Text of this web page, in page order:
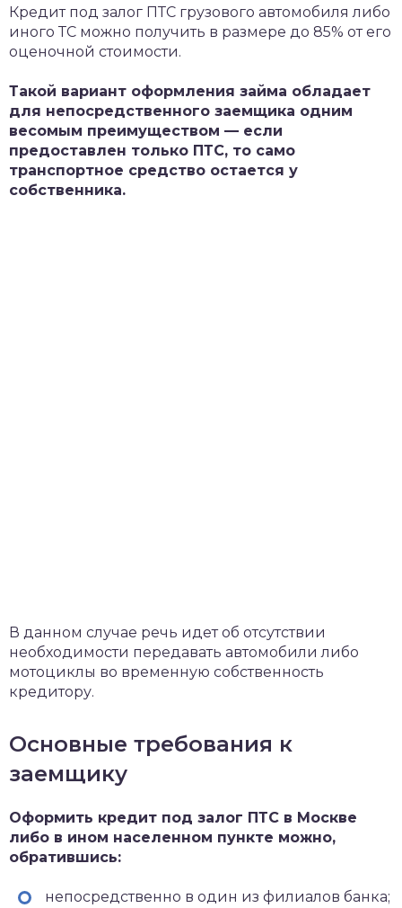
Кредит под залог ПТС грузового автомобиля либо
иного ТС можно получить в размере до 85% от его
оценочной стоимости.
Такой вариант оформления займа обладает
для непосредственного заемщика одним
весомым преимуществом — если
предоставлен только ПТС, то само
транспортное средство остается у
собственника.
В данном случае речь идет об отсутствии
необходимости передавать автомобили либо
мотоциклы во временную собственность
кредитору.
Основные требования к
заемщику
Оформить кредит под залог ПТС в Москве
либо в ином населенном пункте можно,
обратившись:
непосредственно в один из филиалов банка;